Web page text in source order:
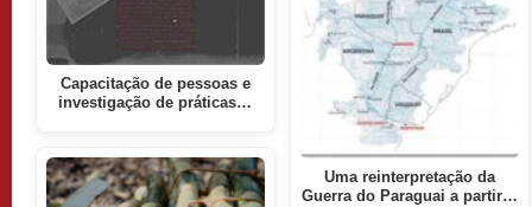
Capacitação de pessoas e
investigação de práticas…
Uma reinterpretação da
Guerra do Paraguai a partir…